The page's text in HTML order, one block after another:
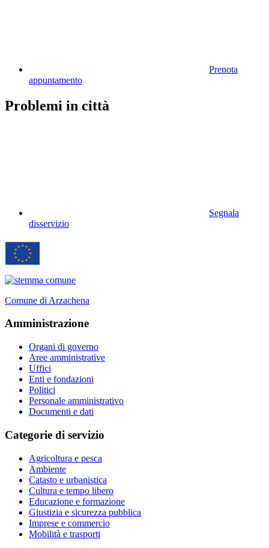
Prenota
appuntamento
Problemi in città
Segnala
disservizio
Comune di Arzachena
Amministrazione
Organi di governo
Aree amministrative
Uffici
Enti e fondazioni
Politici
Personale amministrativo
Documenti e dati
Categorie di servizio
Agricoltura e pesca
Ambiente
Catasto e urbanistica
Cultura e tempo libero
Educazione e formazione
Giustizia e sicurezza pubblica
Imprese e commercio
Mobilità e trasporti